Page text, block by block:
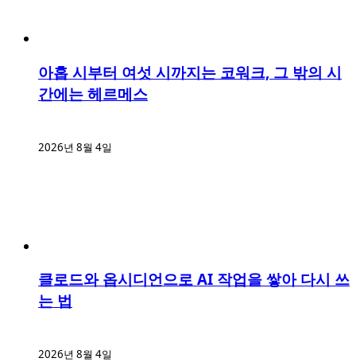
아홉 시부터 여섯 시까지는 코워크, 그 밖의 시
간에는 헤르메스
2026년 8월 4일
클로드와 옵시디언으로 AI 작업을 쌓아 다시 쓰
는 법
2026년 8월 4일